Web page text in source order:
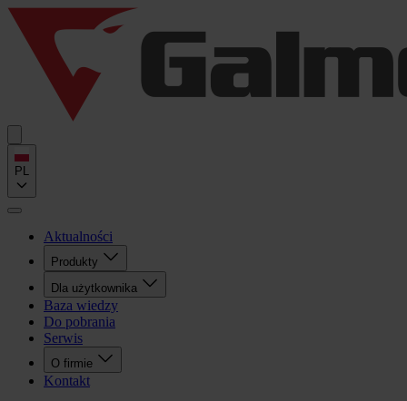
PL
Aktualności
Produkty
Dla użytkownika
Baza wiedzy
Do pobrania
Serwis
O firmie
Kontakt